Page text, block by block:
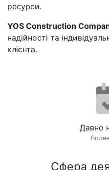
ресурси.
YOS Construction
надійності та
клієнта.
Давно
Сфера